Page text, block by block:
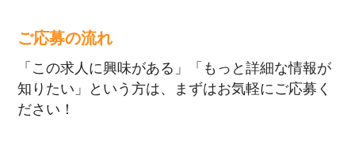
ご応募の流れ
「この求人に興味がある」「もっと詳細な情報が
知りたい」という方は、まずはお気軽にご応募く
ださい！